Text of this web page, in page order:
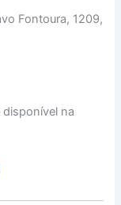
Fontoura, 1209,
na